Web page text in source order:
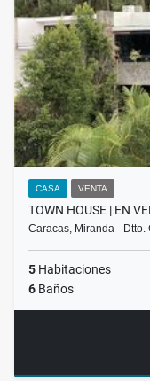
CASA VENTA
TOWN HOUSE | EN
Caracas, Miranda - Dtto.
5 Habitaciones
6 Baños